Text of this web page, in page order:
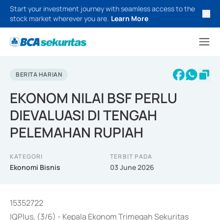
Start your investment journey with seamless access to the
stock market wherever you are. Learn More
BERITA HARIAN
EKONOM NILAI BSF PERLU
DIEVALUASI DI TENGAH
PELEMAHAN RUPIAH
KATEGORI
Ekonomi Bisnis
TERBIT PADA
03 June 2026
15352722
IQPlus, (3/6) - Kepala Ekonom Trimegah Sekuritas